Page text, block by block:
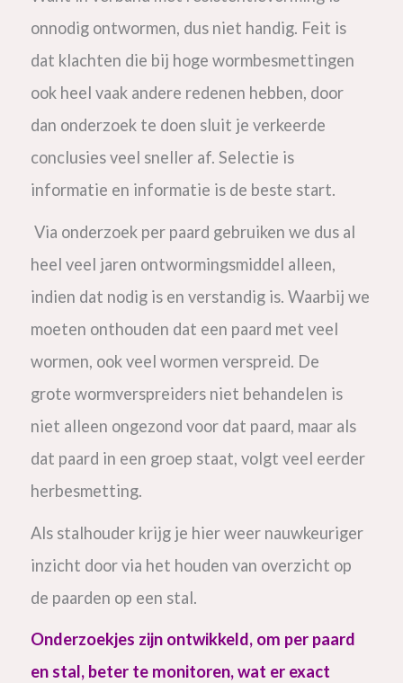
onnodig ontwormen, dus niet handig. Feit is
dat klachten die bij hoge wormbesmettingen
ook heel vaak andere redenen hebben, door
dan onderzoek te doen sluit je verkeerde
conclusies veel sneller af. Selectie is
informatie en informatie is de beste start.
Via onderzoek per paard gebruiken we dus al
heel veel jaren ontwormingsmiddel alleen,
indien dat nodig is en verstandig is. Waarbij we
moeten onthouden dat een paard met veel
wormen, ook veel wormen verspreid. De
grote wormverspreiders niet behandelen is
niet alleen ongezond voor dat paard, maar als
dat paard in een groep staat, volgt veel eerder
herbesmetting.
Als stalhouder krijg je hier weer nauwkeuriger
inzicht door via het houden van overzicht op
de paarden op een stal.
Onderzoekjes zijn ontwikkeld, om per paard
en stal, beter te monitoren, wat er exact